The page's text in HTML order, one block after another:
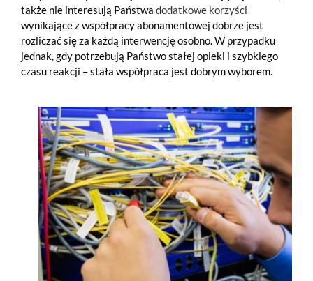
także nie interesują Państwa dodatkowe korzyści
wynikające z współpracy abonamentowej dobrze jest
rozliczać się za każdą interwencję osobno. W przypadku
jednak, gdy potrzebują Państwo stałej opieki i szybkiego
czasu reakcji – stała współpraca jest dobrym wyborem.